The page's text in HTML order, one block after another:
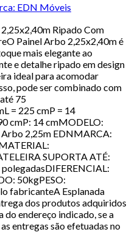
EDN Móveis
Ripado Com
Painel Arbo 2,25x2,40m é
mais elegante ao
e detalhe ripado em design
ideal para acomodar
pode ser combinado com
75
= 225 cmP = 14
cmP: 14 cmMODELO:
Arbo 2,25m EDNMARCA:
SUPORTA ATÉ:
50kgPESO:
fabricanteA Esplanada
dos produtos adquiridos
endereço indicado, se a
entregas são efetuadas no